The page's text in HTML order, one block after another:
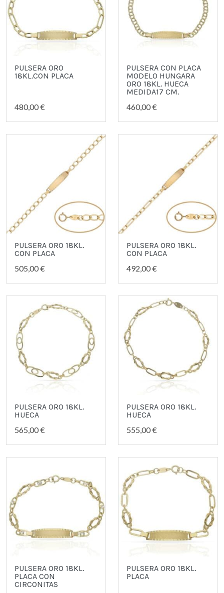
PULSERA ORO
18KL.CON PLACA
480,00 €
PULSERA CON PLACA
MODELO HUNGARA
ORO 18KL. HUECA
MEDIDA17 CM.
460,00 €
PULSERA ORO 18KL.
CON PLACA
505,00 €
PULSERA ORO 18KL.
CON PLACA
492,00 €
PULSERA ORO 18KL.
HUECA
565,00 €
PULSERA ORO 18KL.
HUECA
555,00 €
PULSERA ORO 18KL.
PLACA CON
CIRCONITAS
PULSERA ORO 18KL.
PLACA